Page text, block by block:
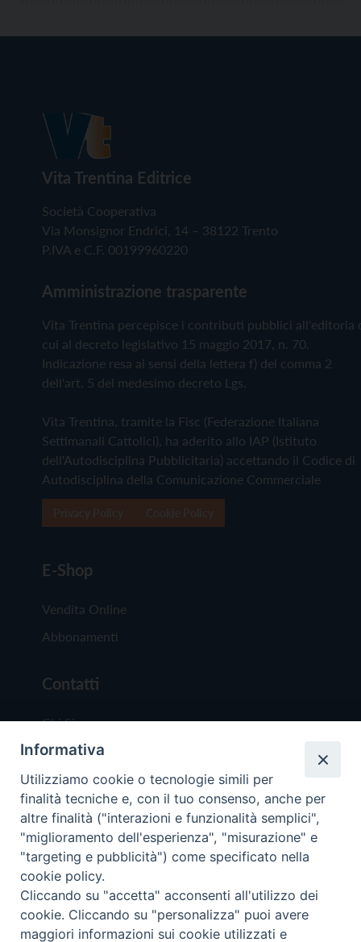
Vita Trentina Editrice
Società Cooperativa
Via Monsignor Endrici, 14 – 38122 Trento
P.IVA e C.F. 00199960220
Amministrazione trasparente
Vita Trentina percepisce i contributi pubblici all'editoria
cui al decreto legislativo 15 maggio 2017, n. 70.
Indicazione resa ai sensi della lettera f) del comma 2
dell'art. 5 del medesimo decreto Lgs.
Vita Trentina, tramite la Fisc (Federazione Italiana
Settimanali Cattolici), ha aderito allo IAP (Istituto
dell'Autodisciplina Pubblicitaria) accettando il Codice di
Autodisciplina della Comunicazione Commerciale
E-Shop
Vendita Online
Abbonamenti
Contatti
Chi Siamo
Redazione
Scrivici
Copyright © 2019 - Tutti i diritti riservati - Vita
Trentina Editrice
Informativa
Utilizziamo cookie o tecnologie simili per
finalità tecniche e, con il tuo consenso, anche per
altre finalità ("interazioni e funzionalità semplici",
"miglioramento dell'esperienza", "misurazione" e
"targeting e pubblicità") come specificato nella
cookie policy.
Cliccando su "accetta" acconsenti all'utilizzo dei
cookie. Cliccando su "personalizza" puoi avere
maggiori informazioni sui cookie utilizzati e